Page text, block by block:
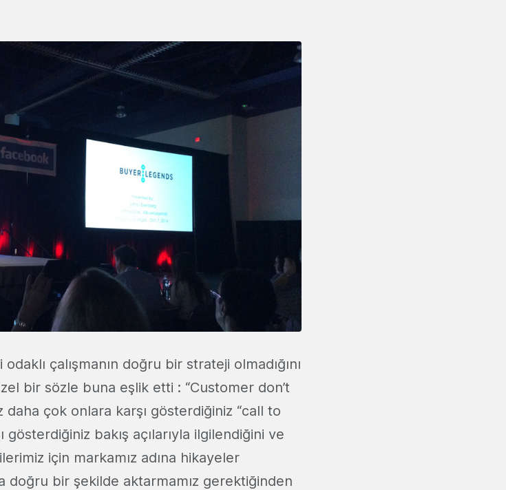
çalışmanın doğru bir strateji olmadığını
bir sözle buna eşlik etti : “Customer don’t
çok onlara karşı gösterdiğiniz “call to
bakış açılarıyla ilgilendiğini ve
için markamız adına hikayeler
bir şekilde aktarmamız gerektiğinden